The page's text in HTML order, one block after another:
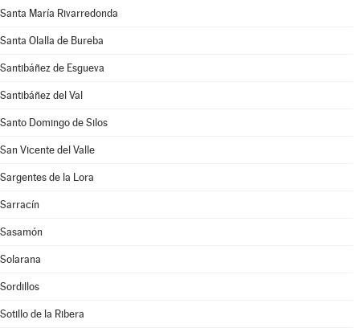
Santa María Rivarredonda
Santa Olalla de Bureba
Santibáñez de Esgueva
Santibáñez del Val
Santo Domingo de Silos
San Vicente del Valle
Sargentes de la Lora
Sarracín
Sasamón
Solarana
Sordillos
Sotillo de la Ribera